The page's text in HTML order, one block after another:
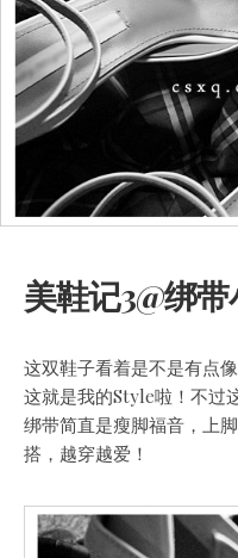
美鞋记3@绑
这双鞋子看着是不是有点像
这就是我的Style啦！不过
绑带简直是瘦脚福音 ，上
搭，越穿越爱！